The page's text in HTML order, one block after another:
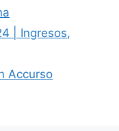
| Ingresos,
Accurso